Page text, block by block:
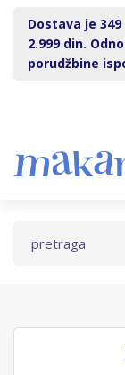
Dostava je
2.999 din.
porudžbine